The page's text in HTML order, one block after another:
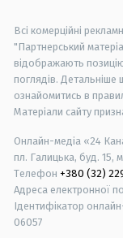
Всі комерційні
"Партнерський
відображають
поглядів.
ознайомитись в
Матеріали сайту
Онлайн-медіа «24
пл. Галицька, буд. 15,
Телефон +380 (32)
Адреса електронної
Ідентифікатор
06057